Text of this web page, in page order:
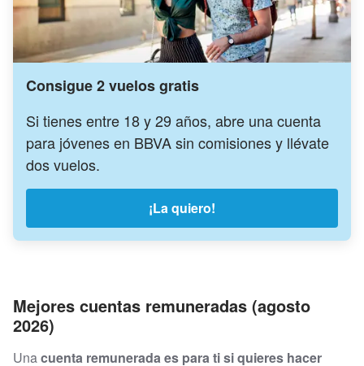
Consigue 2 vuelos gratis
Si tienes entre 18 y 29 años, abre una cuenta
para jóvenes en BBVA sin comisiones y llévate
dos vuelos.
¡La quiero!
Mejores cuentas remuneradas (agosto
2026)
Unacuenta remunerada es para ti si quieres hacer